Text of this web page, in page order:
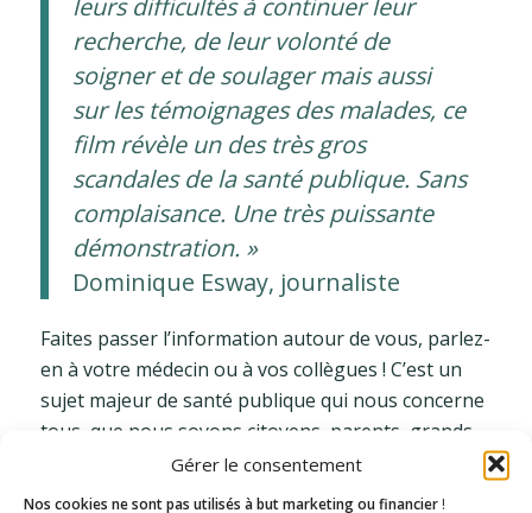
Gérer le consentement
Nos cookies ne sont pas utilisés à but marketing ou financier !
leurs difficultés à continuer leur
recherche, de leur volonté de
soigner et de soulager mais aussi
sur les témoignages des malades, ce
film révèle un des très gros
scandales de la santé publique. Sans
complaisance. Une très puissante
démonstration. »
Dominique Esway, journaliste
Faites passer l’information autour de vous, parlez-
en à votre médecin ou à vos collègues ! C’est un
sujet majeur de santé publique qui nous concerne
tous, que nous soyons citoyens, parents, grands-
parents ou professionnels de santé.